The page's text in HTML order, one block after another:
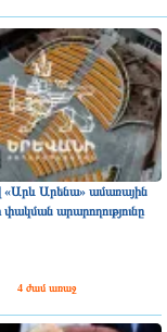
«Արև Արենա» ամառային
արարողությունը
4 ժամ առաջ